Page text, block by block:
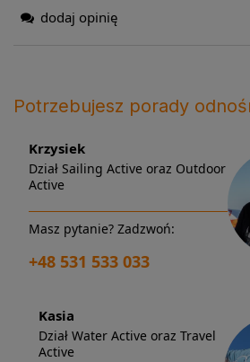
dodaj opinię
Potrzebujesz porady
Krzysiek
Dział Sailing Active oraz Outdoor
Active
Masz pytanie? Zadzwoń:
+48 531 533 033
Kasia
Dział Water Active oraz Travel
Active